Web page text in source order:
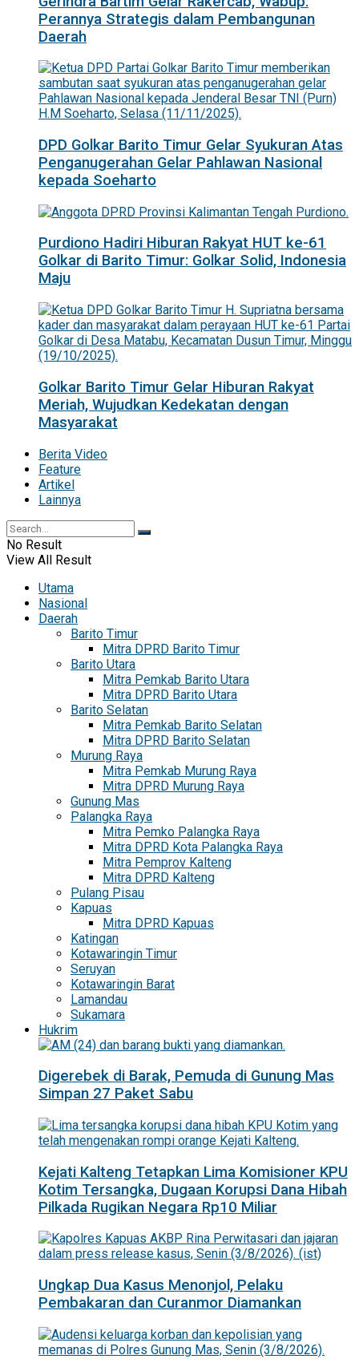
Perannya Strategis dalam Pembangunan
Daerah
DPD Golkar Barito Timur Gelar Syukuran Atas
Penganugerahan Gelar Pahlawan Nasional
kepada Soeharto
Purdiono Hadiri Hiburan Rakyat HUT ke-61
Golkar di Barito Timur: Golkar Solid, Indonesia
Maju
Golkar Barito Timur Gelar Hiburan Rakyat
Meriah, Wujudkan Kedekatan dengan
Masyarakat
Berita Video
Feature
Artikel
Lainnya
No Result
View All Result
Utama
Nasional
Daerah
Barito Timur
Mitra DPRD Barito Timur
Barito Utara
Mitra Pemkab Barito Utara
Mitra DPRD Barito Utara
Barito Selatan
Mitra Pemkab Barito Selatan
Mitra DPRD Barito Selatan
Murung Raya
Mitra Pemkab Murung Raya
Mitra DPRD Murung Raya
Gunung Mas
Palangka Raya
Mitra Pemko Palangka Raya
Mitra DPRD Kota Palangka Raya
Mitra Pemprov Kalteng
Mitra DPRD Kalteng
Pulang Pisau
Kapuas
Mitra DPRD Kapuas
Katingan
Kotawaringin Timur
Seruyan
Kotawaringin Barat
Lamandau
Sukamara
Hukrim
Digerebek di Barak, Pemuda di Gunung Mas
Simpan 27 Paket Sabu
Kejati Kalteng Tetapkan Lima Komisioner KPU
Kotim Tersangka, Dugaan Korupsi Dana Hibah
Pilkada Rugikan Negara Rp10 Miliar
Ungkap Dua Kasus Menonjol, Pelaku
Pembakaran dan Curanmor Diamankan